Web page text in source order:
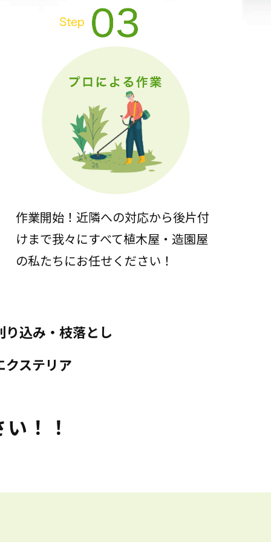
作業開始！近隣への対応から後片付
けまで我々にすべて植木屋・造園屋
の私たちにお任せください！
り込み・枝落とし
クステリア
！！